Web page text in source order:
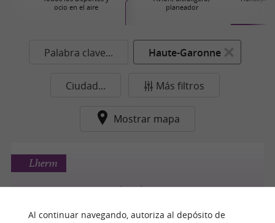
ocio en el aire
planeador
Palabra clave... Haute-Garonne
Ciudad... Más filtros
Mostrar mapa
AÉRODROME DE MURET
Lherm
Al continuar navegando, autoriza al depósito de